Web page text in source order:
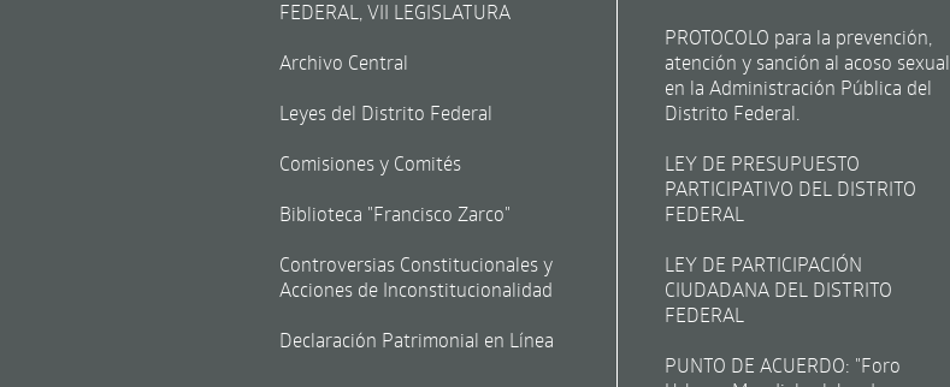
FEDERAL, VII LEGISLATURA
Archivo Central
Leyes del Distrito Federal
Comisiones y Comités
Biblioteca "Francisco Zarco"
Controversias Constitucionales y
Acciones de Inconstitucionalidad
Declaración Patrimonial en Línea
PROTOCOLO para la prevención,
atención y sanción al acoso sexual
en la Administración Pública del
Distrito Federal.
LEY DE PRESUPUESTO
PARTICIPATIVO DEL DISTRITO
FEDERAL
LEY DE PARTICIPACIÓN
CIUDADANA DEL DISTRITO
FEDERAL
PUNTO DE ACUERDO: "Foro